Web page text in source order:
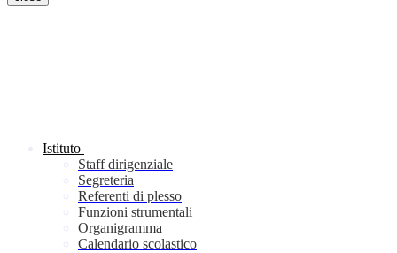
Istituto
Staff dirigenziale
Segreteria
Referenti di plesso
Funzioni strumentali
Organigramma
Calendario scolastico